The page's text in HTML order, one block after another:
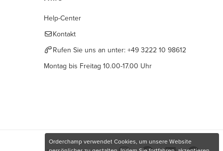
Help-Center
Kontakt
Rufen Sie uns an unter: +49 3222 10 98612
Montag bis Freitag 10.00-17.00 Uhr
Orderchamp verwendet Cookies, um unsere Website